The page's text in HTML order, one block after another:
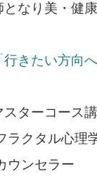
なり美・健
行きたい方向
ターコース
ラクタル心理
ウンセラー